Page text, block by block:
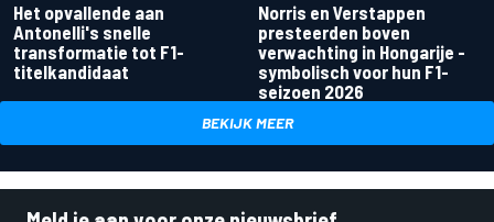
Het opvallende aan
Antonelli's snelle
transformatie tot F1-
titelkandidaat
Norris en Verstappen
presteerden boven
verwachting in Hongarije -
symbolisch voor hun F1-
seizoen 2026
BEKIJK MEER